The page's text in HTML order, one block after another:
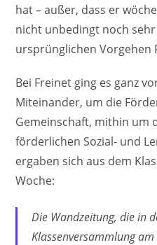
hat – außer, dass er
nicht unbedingt noch
ursprünglichen Vorgehen
Bei Freinet ging es ganz
Miteinander, um die
Gemeinschaft, mithin um
förderlichen Sozial- und
ergaben sich aus dem
Woche:
Die Wandzeitung, die in
Klassenversammlung